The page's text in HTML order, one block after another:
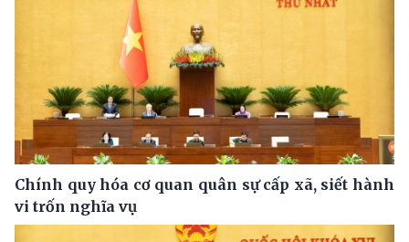
Chính quy hóa cơ quan quân sự cấp xã, siết hành
vi trốn nghĩa vụ